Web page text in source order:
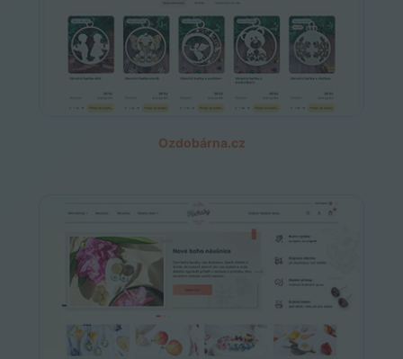
Ozdobárna.cz